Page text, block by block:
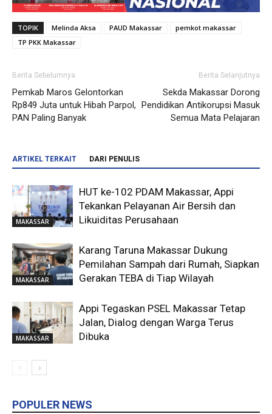
TOPIK Melinda Aksa PAUD Makassar
pemkot makassar
TP PKK Makassar
Berita Sebelumnya
Pemkab Maros Gelontorkan
Rp849 Juta untuk Hibah Parpol,
PAN Paling Banyak
Berita Selanjutnya
Sekda Makassar Dorong
Pendidikan Antikorupsi Masuk
Semua Mata Pelajaran
ARTIKEL TERKAIT DARI PENULIS
MAKASSAR
HUT ke-102 PDAM Makassar, Appi
Tekankan Pelayanan Air Bersih dan
Likuiditas Perusahaan
MAKASSAR
Karang Taruna Makassar Dukung
Pemilahan Sampah dari Rumah, Siapkan
Gerakan TEBA di Tiap Wilayah
MAKASSAR
Appi Tegaskan PSEL Makassar Tetap
Jalan, Dialog dengan Warga Terus
Dibuka
POPULER NEWS